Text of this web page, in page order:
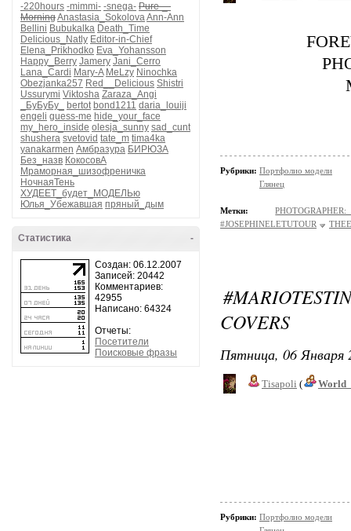
-220hours -mimmi- -snega- Pure-_-
MorningAnastasia_SokolovaAnn-Ann
Bellini Bubukalka Death_Time
Delicious_Natly Editor-in-Chief
Elena_Prikhodko Eva_Yohansson
Happy_Berry Jamery Jani_Cerro
Lana_Cardi Mary-A MeLzy Ninochka
Obezjanka257 Red__Delicious Shistri
Ussurymi Viktosha Zaraza_Angi
_БуБуБу_
bertot bond1211 daria_louiji
engeli guess-me hide_your_face
my_hero_inside olesja_sunny sad_cunt
shushera svetovid tate_m tima4ka
yanakarmen Амбразура БИРЮЗА
Без_назв КокосовА
Мраморная_шизофреничка
НочнаяТень
ХУДЕЕТ_будет_МОДЕЛЬю
Юлья_Убежавшая пряный_дым
-
Статистика
Создан: 06.12.2007
Записей: 20442
Комментариев:
42955
Написано: 64324
Отчеты:
Посетители
Поисковые фразы
Рубрики: Портфолио модели
Глянец
Метки:
#JOSEPHINELETUTOUR
COVERS
Пятница, 06 Января
Tisapoli (
Рубрики: Портфолио модели